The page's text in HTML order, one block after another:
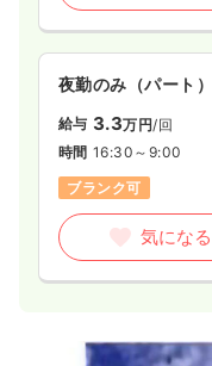
夜勤のみ（パート）
給与 3.3万円/回
時間 16:30～9:00
ブランク可
気になる